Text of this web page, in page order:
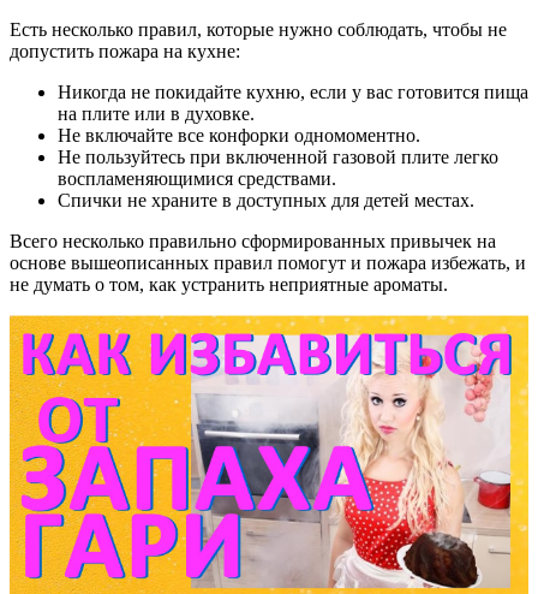
Есть несколько правил, которые нужно соблюдать, чтобы не
допустить пожара на кухне:
Никогда не покидайте кухню, если у вас готовится пища
на плите или в духовке.
Не включайте все конфорки одномоментно.
Не пользуйтесь при включенной газовой плите легко
воспламеняющимися средствами.
Спички не храните в доступных для детей местах.
Всего несколько правильно сформированных привычек на
основе вышеописанных правил помогут и пожара избежать, и
не думать о том, как устранить неприятные ароматы.